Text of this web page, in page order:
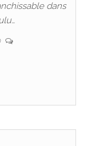
dans